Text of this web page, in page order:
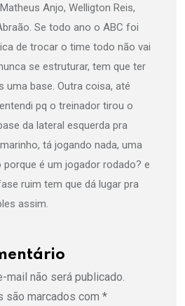
Anjo, Welligton Reis,
Se todo ano o ABC foi
de trocar o time todo não vai
se estruturar, tem que ter
uma base. Outra coisa, até
pq o treinador tirou o
da lateral esquerda pra
tá jogando nada, uma
porque é um jogador rodado? e
ruim tem que dá lugar pra
assim.
mail não será publicado.
são marcados com *